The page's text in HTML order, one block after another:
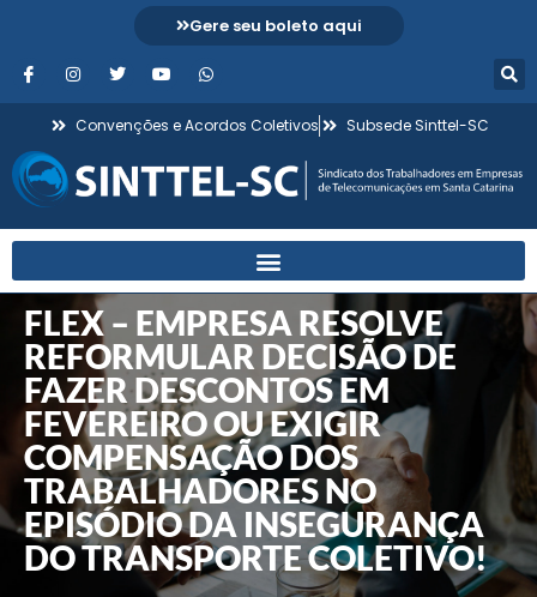
Gere seu boleto aqui
Convenções e Acordos Coletivos Subsede Sinttel-SC
FLEX – EMPRESA RESOLVE
REFORMULAR DECISÃO DE
FAZER DESCONTOS EM
FEVEREIRO OU EXIGIR
COMPENSAÇÃO DOS
TRABALHADORES NO
EPISÓDIO DA INSEGURANÇA
DO TRANSPORTE COLETIVO!